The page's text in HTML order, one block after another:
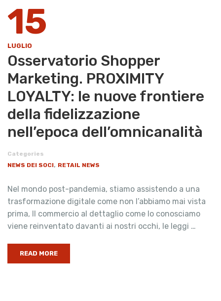
15
LUGLIO
Osservatorio Shopper
Marketing. PROXIMITY
LOYALTY: le nuove frontiere
della fidelizzazione
nell’epoca dell’omnicanalità
Categories
NEWS DEI SOCI, RETAIL NEWS
Nel mondo post-pandemia, stiamo assistendo a una
trasformazione digitale come non l’abbiamo mai vista
prima, Il commercio al dettaglio come lo conosciamo
viene reinventato davanti ai nostri occhi, le leggi …
READ MORE